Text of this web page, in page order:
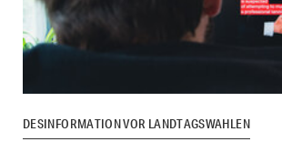
DESINFORMATION VOR LANDTAGSWAHLEN